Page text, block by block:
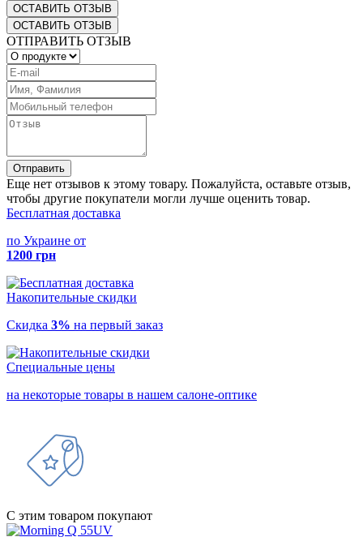
ОСТАВИТЬ ОТЗЫВ
ОСТАВИТЬ ОТЗЫВ
ОТПРАВИТЬ ОТЗЫВ
Отправить
Еще нет отзывов к этому товару. Пожалуйста, оставьте отзыв,
чтобы другие покупатели могли лучше оценить товар.
Бесплатная доставка
по Украине от
1200 грн
Накопительные скидки
Скидка 3% на первый заказ
Специальные цены
на некоторые товары в нашем салоне-оптике
С этим товаром покупают